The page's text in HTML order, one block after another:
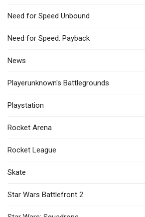
Need for Speed Unbound
Need for Speed: Payback
News
Playerunknown's Battlegrounds
Playstation
Rocket Arena
Rocket League
Skate
Star Wars Battlefront 2